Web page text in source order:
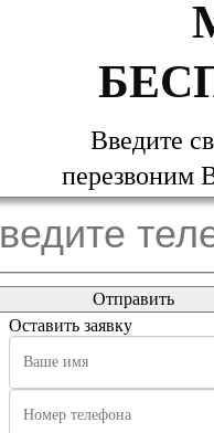
Введите
перезвоним
Оставить заявку